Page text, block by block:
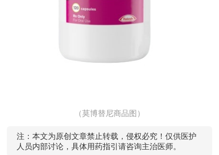
（莫博替尼商品图）
注：本文为原创文章禁止转载，侵权必究！仅供医护
人员内部讨论，具体用药指引请咨询主治医师。